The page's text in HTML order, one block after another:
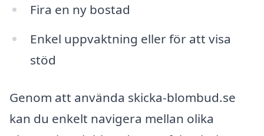
Fira en ny bostad
Enkel uppvaktning eller för att visa
stöd
Genom att använda skicka-blombud.se
kan du enkelt navigera mellan olika